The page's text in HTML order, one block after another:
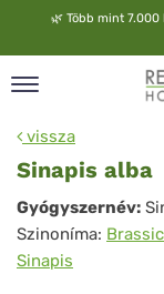
🌿 Több mint
vissza
Sinapis alba
Sinapis
alba
Gyógyszernév:
Szinoníma:
Sinapis